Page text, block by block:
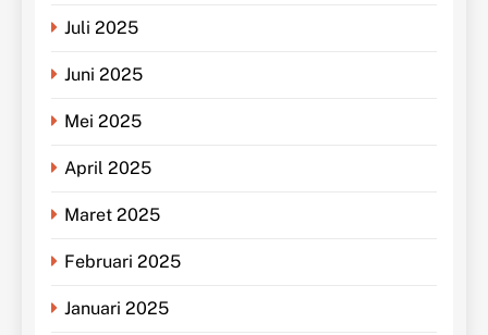
Juli 2025
Juni 2025
Mei 2025
April 2025
Maret 2025
Februari 2025
Januari 2025